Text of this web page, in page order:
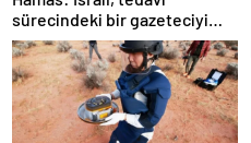
sürecindeki bir gazeteciyi
öldürerek savaş suçu
işlemiştir